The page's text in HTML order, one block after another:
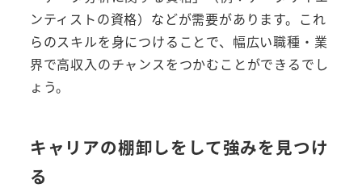
ンティストの資格）などが需要があります。これ
らのスキルを身につけることで、幅広い職種・業
界で高収入のチャンスをつかむことができるでし
ょう。
キャリアの棚卸しをして強みを見つけ
る